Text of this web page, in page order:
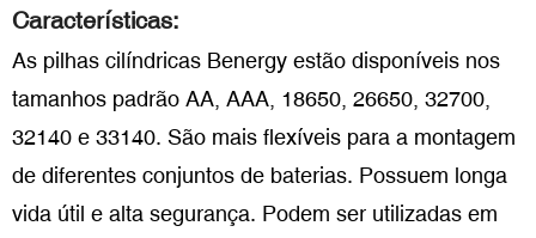
Características:
As pilhas cilíndricas Benergy estão disponíveis nos
tamanhos padrão AA, AAA, 18650, 26650, 32700,
32140 e 33140. São mais flexíveis para a montagem
de diferentes conjuntos de baterias. Possuem longa
vida útil e alta segurança. Podem ser utilizadas em